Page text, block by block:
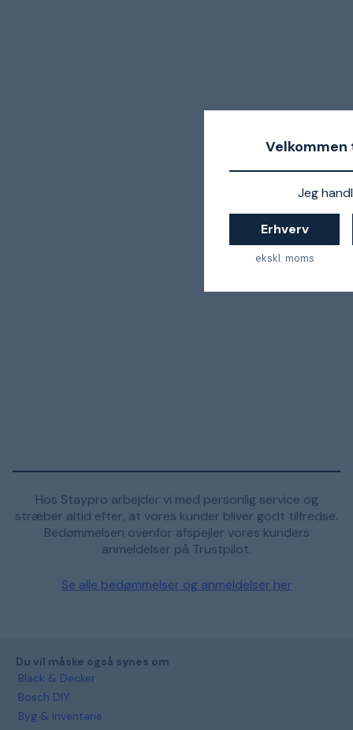
Jeg
Erhverv
ekskl. moms
Hos Staypro arbejder vi med personlig service og
stræber altid efter, at vores kunder bliver godt tilfredse.
Bedømmelsen ovenfor afspejler vores kunders
anmeldelser på Trustpilot.
Se alle bedømmelser og anmeldelser her
Du vil måske også synes om
Black & Decker
Bosch DIY
Byg & inventarie